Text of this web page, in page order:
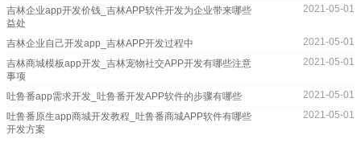
吉林企业app开发价钱_吉林APP软件开发为企业带来哪些
益处
2021-05-01
吉林企业自己开发app_吉林APP开发过程中
2021-05-01
吉林商城模板app开发_吉林宠物社交APP开发有哪些注意
事项
2021-05-01
吐鲁番app需求开发_吐鲁番开发APP软件的步骤有哪些
2021-05-01
吐鲁番原生app商城开发教程_吐鲁番商城APP软件有哪些
开发方案
2021-05-01